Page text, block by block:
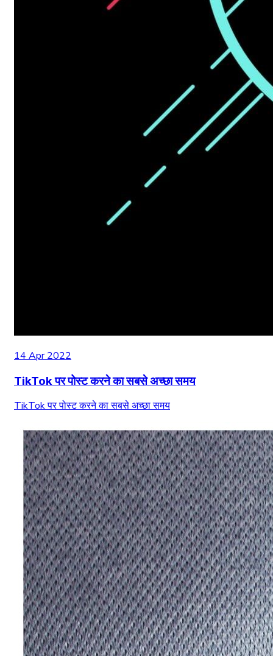
14 Apr 2022
TikTok पर पोस्ट करने का सबसे अच्छा समय
TikTok पर पोस्ट करने का सबसे अच्छा समय